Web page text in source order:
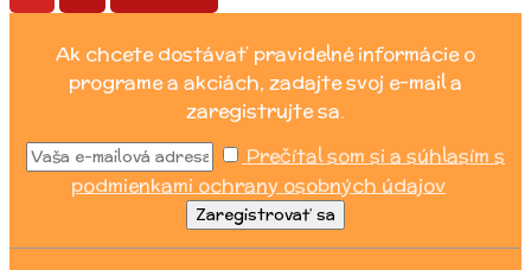
Ak chcete dostávať pravidelné informácie o
programe a akciách, zadajte svoj e-mail a
zaregistrujte sa.
Prečítal som si a súhlasím s
podmienkami ochrany osobných údajov
Zaregistrovať sa